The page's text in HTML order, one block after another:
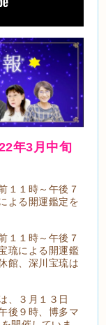
年3月中旬
１１時～午後７
よる開運鑑定を
１１時～午後７
琉による開運鑑
館、深川宝琉は
、３月１３日
後９時、博多マ